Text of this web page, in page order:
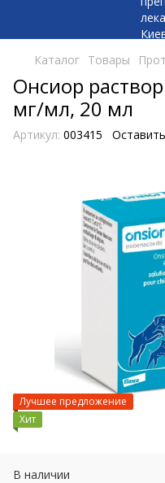
Каталог Товары
Онсиор
мг/мл, 20 мл
Артикул: 003415
Лучшее предложение
Хит
В наличии